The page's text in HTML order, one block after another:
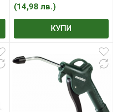
(14,98 лв.)
КУПИ